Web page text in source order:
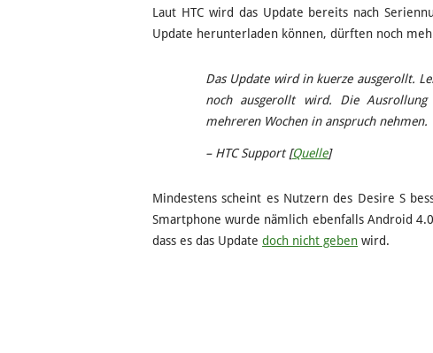
Laut HTC wird das Update bereits nach
Update herunterladen können, dürften noch
Das Update wird in kuerze ausgerollt.
noch ausgerollt wird. Die
mehreren Wochen in anspruch nehmen.
– HTC Support [Quelle]
Mindestens scheint es Nutzern des Desire S
Smartphone wurde nämlich ebenfalls Android
dass es das Update doch nicht geben wird.